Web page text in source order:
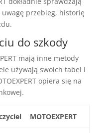
przebieg, historię
do szkody
mają inne metody
używają swoich tabel i
opiera się na
MOTOEXPERT